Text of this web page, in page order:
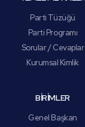
Parti Tüzüğü
Parti Programı
Sorular / Cevaplar
Kurumsal Kimlik
BİRİMLER
Genel Başkan